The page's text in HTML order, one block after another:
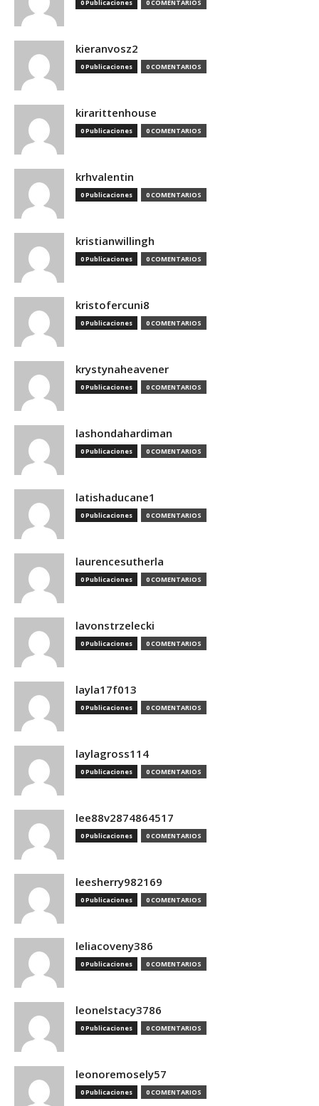
0 Publicaciones 0 COMENTARIOS
kieranvosz2
0 Publicaciones 0 COMENTARIOS
kirarittenhouse
0 Publicaciones 0 COMENTARIOS
krhvalentin
0 Publicaciones 0 COMENTARIOS
kristianwillingh
0 Publicaciones 0 COMENTARIOS
kristofercuni8
0 Publicaciones 0 COMENTARIOS
krystynaheavener
0 Publicaciones 0 COMENTARIOS
lashondahardiman
0 Publicaciones 0 COMENTARIOS
latishaducane1
0 Publicaciones 0 COMENTARIOS
laurencesutherla
0 Publicaciones 0 COMENTARIOS
lavonstrzelecki
0 Publicaciones 0 COMENTARIOS
layla17f013
0 Publicaciones 0 COMENTARIOS
laylagross114
0 Publicaciones 0 COMENTARIOS
lee88v2874864517
0 Publicaciones 0 COMENTARIOS
leesherry982169
0 Publicaciones 0 COMENTARIOS
leliacoveny386
0 Publicaciones 0 COMENTARIOS
leonelstacy3786
0 Publicaciones 0 COMENTARIOS
leonoremosely57
0 Publicaciones 0 COMENTARIOS